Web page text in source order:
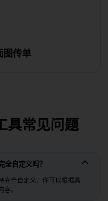
辑
图传单
具常见问题
全自定义吗？
完全自定义，你可以根据具
容。